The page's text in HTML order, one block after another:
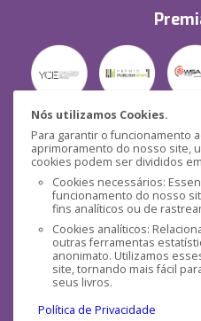
Nós utilizamos Cookies.
Para garantir o funcionamento
aprimoramento do nosso site,
cookies podem ser divididos
Cookies necessários:
funcionamento do nosso
fins analíticos ou de
Cookies analíticos:
outras ferramentas
anonimato. Utilizamos
site, tornando mais fácil
seus livros.
Política de Privacidade
Mídias